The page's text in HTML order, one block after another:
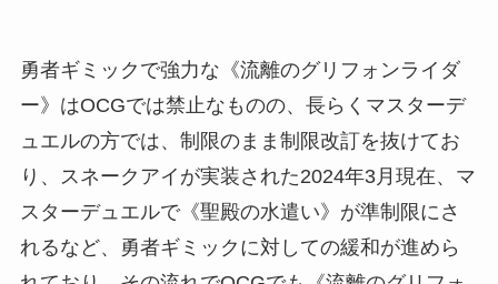
勇者ギミックで強力な《流離のグリフォンライダ
ー》はOCGでは禁止なものの、長らくマスターデ
ュエルの方では、制限のまま制限改訂を抜けてお
り、スネークアイが実装された2024年3月現在、マ
スターデュエルで《聖殿の水遣い》が準制限にさ
れるなど、勇者ギミックに対しての緩和が進めら